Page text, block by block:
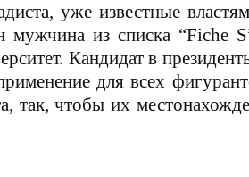
уже известные
мужчина из списка “Fiche
Кандидат в
для всех
так, чтобы их